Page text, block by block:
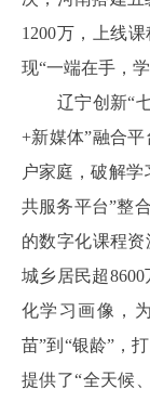
1200万，上线
现“一端在手，学
辽宁创新“七
+新媒体”融合
户家庭，破解学
共服务平台”整
的数字化课程资
城乡居民超
化学习画像，
苗”到“银龄”，
提供了“全天候